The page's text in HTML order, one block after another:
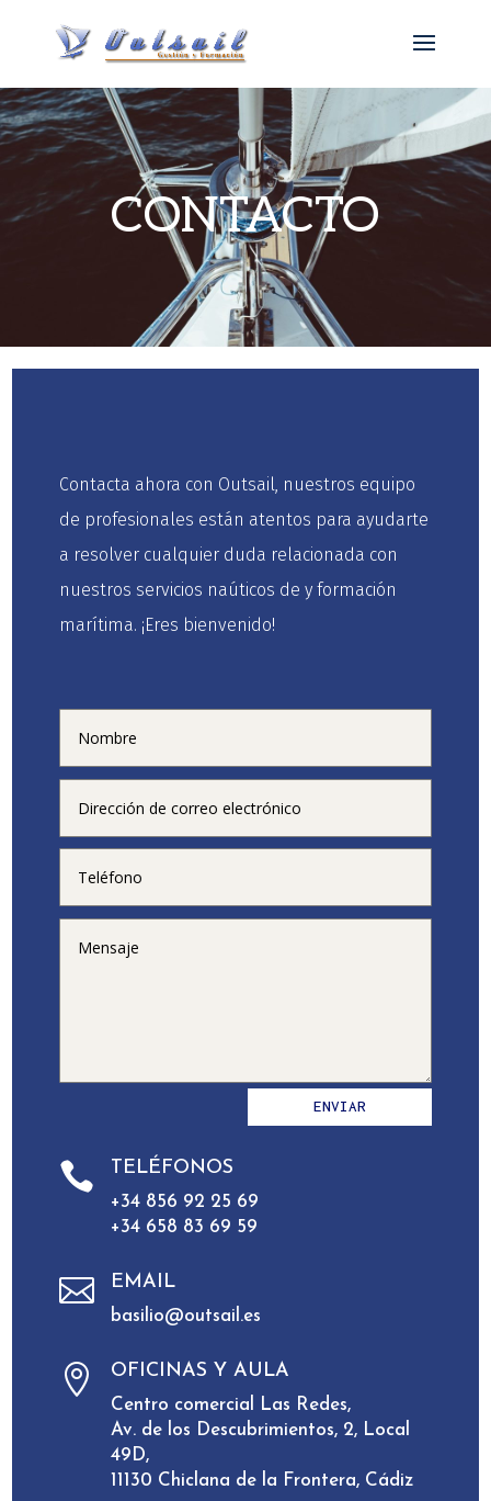
CONTACTO
Contacta ahora con Outsail, nuestros equipo
de profesionales están atentos para ayudarte
a resolver cualquier duda relacionada con
nuestros servicios naúticos de y formación
marítima. ¡Eres bienvenido!
ENVIAR
 TELÉFONOS
+34 856 92 25 69
+34 658 83 69 59
 EMAIL
basilio@outsail.es
 OFICINAS Y AULA
Centro comercial Las Redes,
Av. de los Descubrimientos, 2, Local
49D,
11130 Chiclana de la Frontera, Cádiz